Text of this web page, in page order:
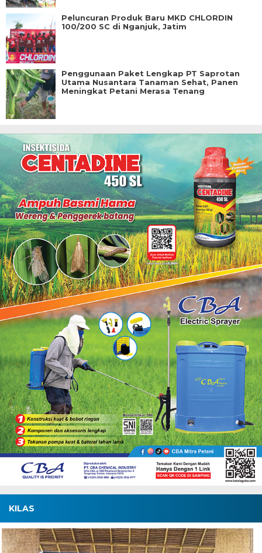
Peluncuran Produk Baru MKD CHLORDIN
100/200 SC di Nganjuk, Jatim
Penggunaan Paket Lengkap PT Saprotan
Utama Nusantara Tanaman Sehat, Panen
Meningkat Petani Merasa Tenang
KILAS